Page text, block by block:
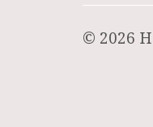
© 2026